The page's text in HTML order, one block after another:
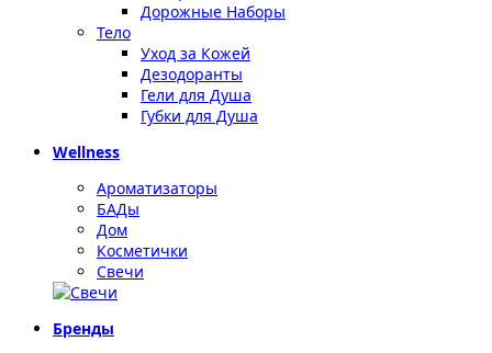
Дорожные Наборы
Тело
Уход за Кожей
Дезодоранты
Гели для Душа
Губки для Душа
Wellness
Ароматизаторы
БАДы
Дом
Косметички
Свечи
Бренды